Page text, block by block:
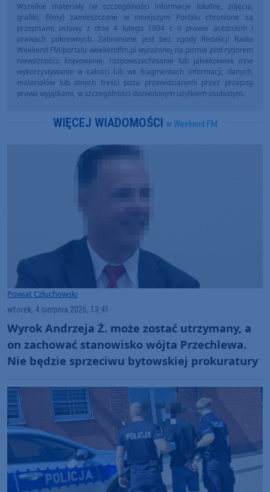
Wszelkie materiały (w szczególności informacje lokalne, zdjęcia,
grafiki, filmy) zamieszczone w niniejszym Portalu chronione są
przepisami ustawy z dnia 4 lutego 1994 r. o prawie autorskim i
prawach pokrewnych. Zabronione jest bez zgody Redakcji Radia
Weekend FM/portalu weekendfm.pl wyrażonej na piśmie pod rygorem
nieważności: kopiowanie, rozpowszechnianie lub jakiekolwiek inne
wykorzystywanie w całości lub we fragmentach informacji, danych,
materiałów lub innych treści poza przewidzianymi przez przepisy
prawa wyjątkami, w szczególności dozwolonym użytkiem osobistym.
WIĘCEJ WIADOMOŚCI w Weekend FM
Powiat Człuchowski
wtorek, 4 sierpnia 2026, 13:41
Wyrok Andrzeja Ż. może zostać utrzymany, a
on zachować stanowisko wójta Przechlewa.
Nie będzie sprzeciwu bytowskiej prokuratury